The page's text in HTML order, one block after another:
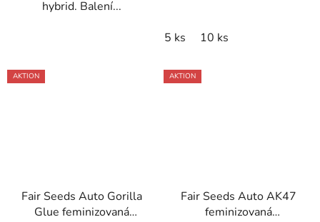
hybrid. Balení...
5 ks 10 ks
AKTION
Fair Seeds Auto Gorilla
Glue feminizovaná
AKTION
Fair Seeds Auto AK47
feminizovaná